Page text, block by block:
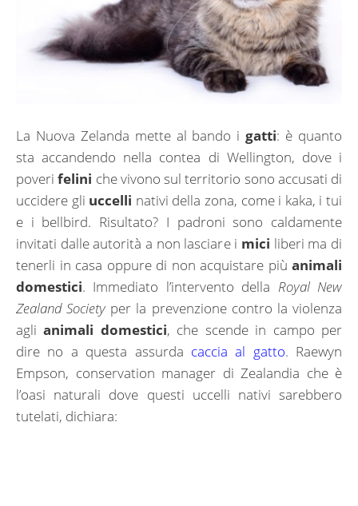
La Nuova Zelanda mette al bando igatti: è quanto
sta accandendo nella contea di Wellington, dove i
poverifelini che vivono sul territorio sono accusati di
uccidere gli uccelli nativi della zona, come i kaka, i tui
e i bellbird. Risultato? I padroni sono caldamente
invitati dalle autorità a non lasciare i mici liberi ma di
tenerli in casa oppure di non acquistare più animali
domestici. Immediato l’intervento della Royal New
Zealand Societyper la prevenzione contro la violenza
aglianimali domestici, che scende in campo per
dire no a questa assurda caccia al gatto. Raewyn
Empson, conservation manager di Zealandia che è
l’oasi naturali dove questi uccelli nativi sarebbero
tutelati, dichiara: